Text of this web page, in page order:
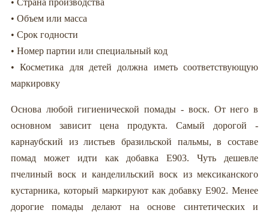
• Страна производства
• Объем или масса
• Срок годности
• Номер партии или специальный код
• Косметика для детей должна иметь соответствующую
маркировку
Основа любой гигиенической помады - воск. От него в
основном зависит цена продукта. Самый дорогой -
карнаубский из листьев бразильской пальмы, в составе
помад может идти как добавка Е903. Чуть дешевле
пчелиный воск и канделильский воск из мексиканского
кустарника, который маркируют как добавку Е902. Менее
дорогие помады делают на основе синтетических и